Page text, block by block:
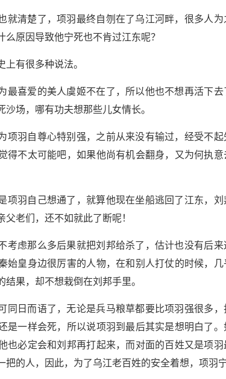
就清楚了，项羽最终自刎在了乌江河畔，很多人
么原因导致他宁死也不肯过江东呢？
有很多种说法。
最喜爱的美人虞姬不在了，所以他也不想再活下
场，哪有功夫想那些儿女情长。
项羽自尊心特别强，之前从来没有输过，经受不
得不太可能吧，如果他尚有机会翻身，又为何执意
项羽自己想通了，就算他现在坐船逃回了江东，
老们，还不如就此了断呢！
考虑那么多后果就把刘邦给杀了，估计也没有后
始皇身边很厉害的人物，在和别人打仗的时候，
结果，却不想栽倒在刘邦手里。
同日而语了，无论是兵马粮草都要比项羽强很多
是一样会死，所以说项羽到最后其实是想明白了。
也必定会和刘邦再打起来，而对面的百姓又是项
把的人，因此，为了乌江老百姓的安全着想，项羽